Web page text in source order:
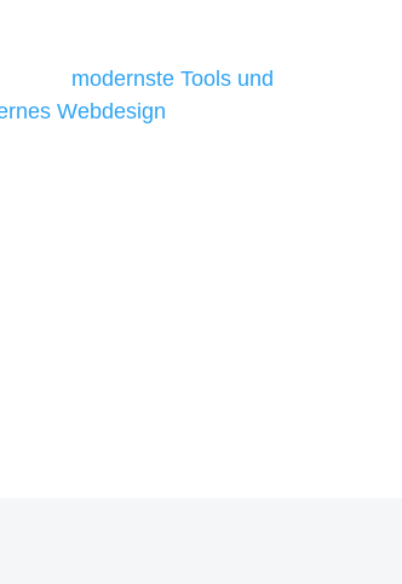
modernste Tools und
Webdesign